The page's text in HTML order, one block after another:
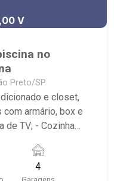
V
no
Preto/SP
e closet,
armário, box e
de TV; - Cozinha
e
aquecida; -
4